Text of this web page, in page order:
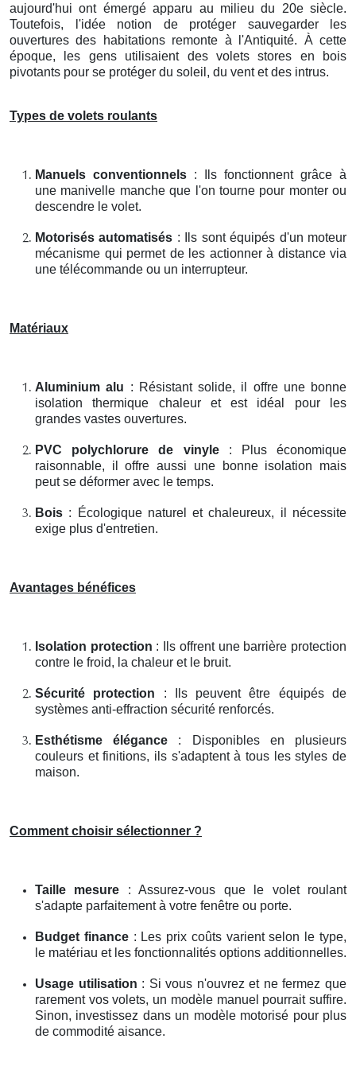
aujourd'hui ont émergé apparu au milieu du 20e siècle.
Toutefois, l'idée notion de protéger sauvegarder les
ouvertures des habitations remonte à l'Antiquité. À cette
époque, les gens utilisaient des volets stores en bois
pivotants pour se protéger du soleil, du vent et des intrus.
Types de volets roulants
Manuels conventionnels : Ils fonctionnent grâce à
une manivelle manche que l'on tourne pour monter ou
descendre le volet.
Motorisés automatisés : Ils sont équipés d'un moteur
mécanisme qui permet de les actionner à distance via
une télécommande ou un interrupteur.
Matériaux
Aluminium alu : Résistant solide, il offre une bonne
isolation thermique chaleur et est idéal pour les
grandes vastes ouvertures.
PVC polychlorure de vinyle: Plus économique
raisonnable, il offre aussi une bonne isolation mais
peut se déformer avec le temps.
Bois : Écologique naturel et chaleureux, il nécessite
exige plus d'entretien.
Avantages bénéfices
Isolation protection : Ils offrent une barrière protection
contre le froid, la chaleur et le bruit.
Sécurité protection : Ils peuvent être équipés de
systèmes anti-effraction sécurité renforcés.
Esthétisme élégance : Disponibles en plusieurs
couleurs et finitions, ils s'adaptent à tous les styles de
maison.
Comment choisir sélectionner ?
Taille mesure : Assurez-vous que le volet roulant
s'adapte parfaitement à votre fenêtre ou porte.
Budget finance: Les prix coûts varient selon le type,
le matériau et les fonctionnalités options additionnelles.
Usage utilisation : Si vous n'ouvrez et ne fermez que
rarement vos volets, un modèle manuel pourrait suffire.
Sinon, investissez dans un modèle motorisé pour plus
de commodité aisance.